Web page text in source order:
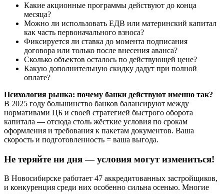
Какие акционные программы действуют до конца
месяца?
Можно ли использовать ЕДВ или материнский капитал
как часть первоначального взноса?
Фиксируется ли ставка до момента подписания
договора или только после внесения аванса?
Сколько объектов осталось по действующей цене?
Какую дополнительную скидку дадут при полной
оплате?
Психология рынка: почему банки действуют именно так?
В 2025 году большинство банков балансируют между
нормативами ЦБ и своей стратегией быстрого оборота
капитала — отсюда столь жёсткие условия по срокам
оформления и требования к пакетам документов. Ваша
скорость и подготовленность = ваша выгода.
Не теряйте ни дня — условия могут измениться!
В Новосибирске работает 47 аккредитованных застройщиков,
и конкуренция среди них особенно сильна осенью. Многие